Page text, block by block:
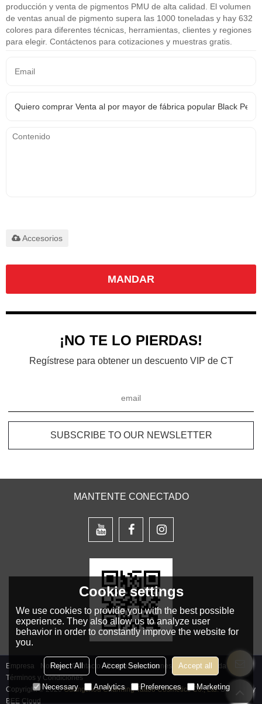
producción y venta de pigmentos PMU de alta calidad. El volumen
de ventas anual de pigmento supera las 1000 toneladas y hay 632
colores para diferentes técnicas, herramientas, clientes y regiones
para elegir. Contáctenos para cotizaciones y muestras gratis.
Accesorios
MANDAR
¡NO TE LO PIERDAS!
Regístrese para obtener un descuento VIP de CT
MANTENTE CONECTADO
Empresa Noticias Contacto Problemas comunes
Noticia Privada
Términos y Condiciones
Copyright © 2026Guangzhou Charming Tattoo Cosmetics Co., Ltd.Support By
BEE Cloud
Cookie settings
We use cookies to provide you with the best possible
experience. They also allow us to analyze user
behavior in order to constantly improve the website for
you.
Reject All Accept Selection Accept all
Necessary Analytics Preferences Marketing